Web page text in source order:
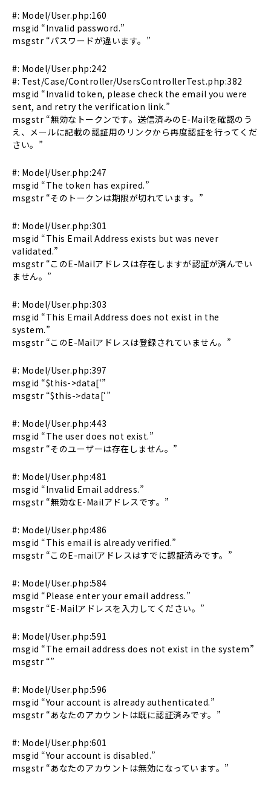
#: Model/User.php:160
msgid “Invalid password.”
msgstr “パスワードが違います。”
#: Model/User.php:242
#: Test/Case/Controller/UsersControllerTest.php:382
msgid “Invalid token, please check the email you were
sent, and retry the verification link.”
msgstr “無効なトークンです。送信済みのE-Mailを確認のう
え、メールに記載の認証用のリンクから再度認証を行ってくだ
さい。”
#: Model/User.php:247
msgid “The token has expired.”
msgstr “そのトークンは期限が切れています。”
#: Model/User.php:301
msgid “This Email Address exists but was never
validated.”
msgstr “このE-Mailアドレスは存在しますが認証が済んでい
ません。”
#: Model/User.php:303
msgid “This Email Address does not exist in the
system.”
msgstr “このE-Mailアドレスは登録されていません。”
#: Model/User.php:397
msgid “$this->data[‘”
msgstr “$this->data[‘”
#: Model/User.php:443
msgid “The user does not exist.”
msgstr “そのユーザーは存在しません。”
#: Model/User.php:481
msgid “Invalid Email address.”
msgstr “無効なE-Mailアドレスです。”
#: Model/User.php:486
msgid “This email is already verified.”
msgstr “このE-mailアドレスはすでに認証済みです。”
#: Model/User.php:584
msgid “Please enter your email address.”
msgstr “E-Mailアドレスを入力してください。”
#: Model/User.php:591
msgid “The email address does not exist in the system”
msgstr “”
#: Model/User.php:596
msgid “Your account is already authenticated.”
msgstr “あなたのアカウントは既に認証済みです。”
#: Model/User.php:601
msgid “Your account is disabled.”
msgstr “あなたのアカウントは無効になっています。”